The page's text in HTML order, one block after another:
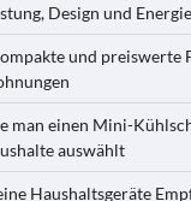
Design und
und preiswerte
man einen Mini-
auswählt
Haushaltsgeräte